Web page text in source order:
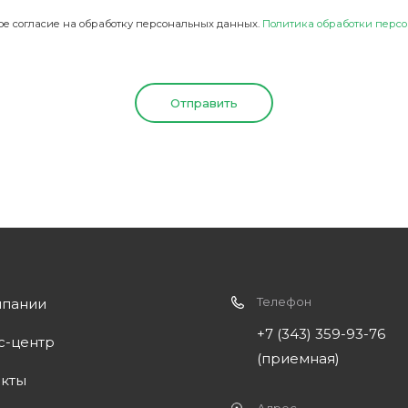
согласие на обработку персональных данных. Политика обработки
центр
Телефон
+7 (343) 359-93-76
(приемная)